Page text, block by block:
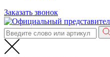
Заказать звонок